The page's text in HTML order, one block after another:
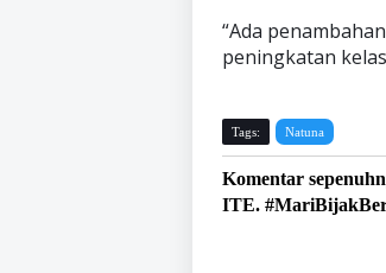
“Ada
peningkatan
Tags: Natuna
Komentar
ITE.